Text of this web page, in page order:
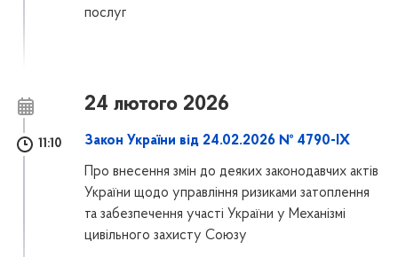
послуг
24 лютого 2026
11:10 Закон України від 24.02.2026 № 4790-IX
Про внесення змін до деяких законодавчих актів
України щодо управління ризиками затоплення
та забезпечення участі України у Механізмі
цивільного захисту Союзу